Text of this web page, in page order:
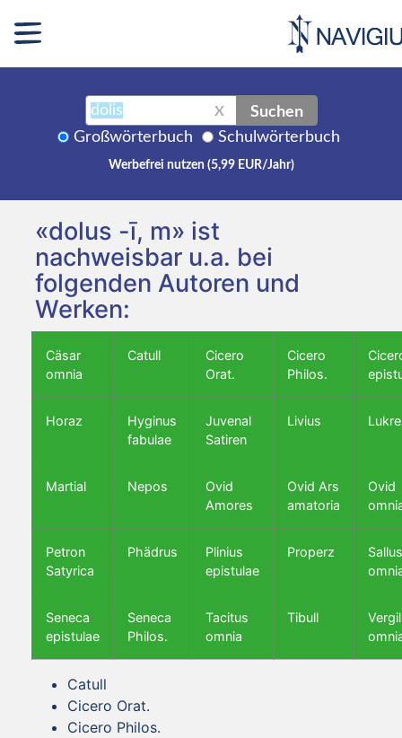
X Suchen
Großwörterbuch Schulwörterbuch
Werbefrei nutzen (5,99 EUR/Jahr)
«dolus -ī, m» ist
nachweisbar u.a. bei
folgenden Autoren und
Werken:
Cäsar
omnia
Catull
Cicero
Orat.
Cicero
Philos.
Horaz
Hyginus
fabulae
Juvenal
Satiren
Livius
Martial Nepos
Ovid
Amores
Ovid Ars
amatoria
Ovid
Petron
Satyrica
Phädrus
Plinius
epistulae
Properz
Seneca
epistulae
Seneca
Philos.
Tacitus
omnia
Tibull
Vergil
Catull
Cicero Orat.
Cicero Philos.